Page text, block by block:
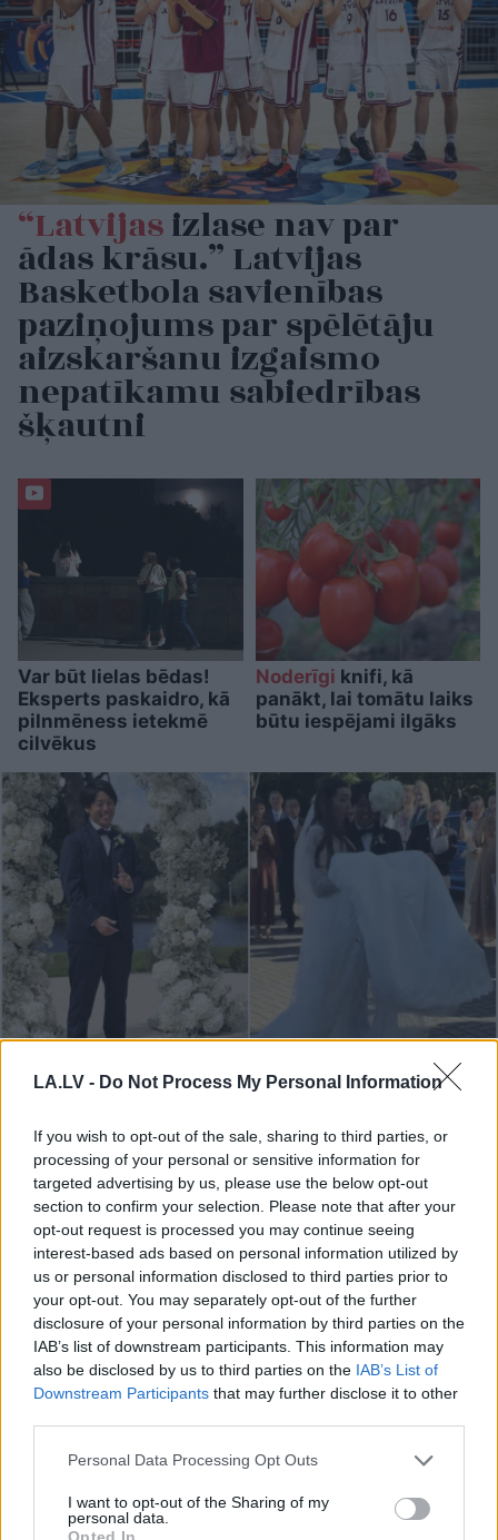
LA.LV - Do Not Process My Personal Information
If you wish to opt-out of the sale, sharing to third parties, or
processing of your personal or sensitive information for
targeted advertising by us, please use the below opt-out
section to confirm your selection. Please note that after your
opt-out request is processed you may continue seeing
interest-based ads based on personal information utilized by
us or personal information disclosed to third parties prior to
your opt-out. You may separately opt-out of the further
disclosure of your personal information by third parties on the
IAB’s list of downstream participants. This information may
also be disclosed by us to third parties on the IAB’s List of
Downstream Participants that may further disclose it to other
Please note that this website/app uses one or more Google
not limited to your visit or usage behaviour. You may click to
grant or deny consent to Google and its third-party tags to
Personal Data Processing Opt Outs
I want to opt-out of the Sharing of my
personal data.
Opted In
“Latvijasizlase nav par
ādas krāsu.” Latvijas
Basketbola savienības
paziņojums par spēlētāju
aizskaršanu izgaismo
nepatīkamu sabiedrības
šķautni
Var būt lielas bēdas!
Eksperts paskaidro, kā
pilnmēness ietekmē
cilvēkus
Noderīgi knifi, kā
panākt, lai tomātu laiks
būtu iespējami ilgāks
Rūgts!Latvijā slavenākais
japānis Masaki mijis
gredzenus ar mīļoto –
kāzās izskanēja arī īpaši
skaista latviešu dziesma
Zelenskis gatavs
ar Putinu; Slaidiņš
pasaka, kas visu varētu
Šokļūdu var pieļaut
apmeklējuma klients